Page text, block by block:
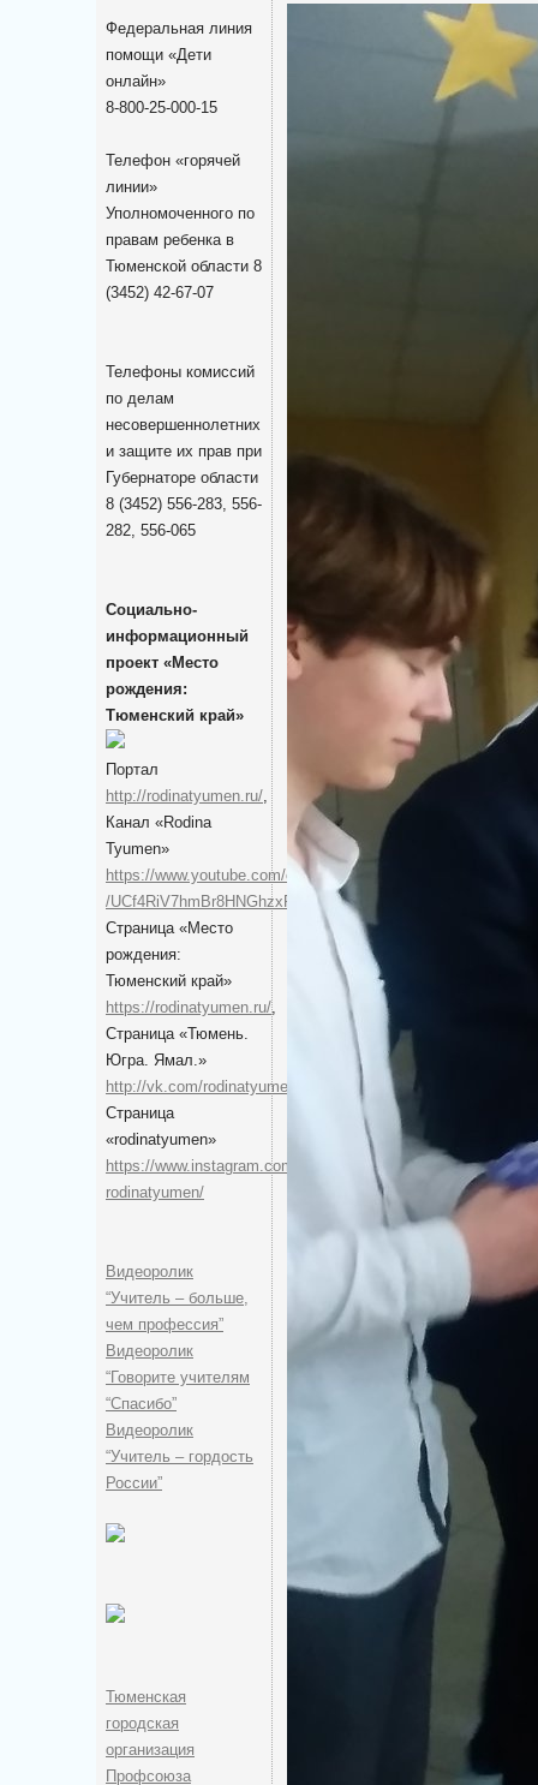
Федеральная линия
помощи «Дети
онлайн»
8-800-25-000-15
Телефон «горячей
линии»
Уполномоченного по
правам ребенка в
Тюменской области 8
(3452) 42-67-07
Телефоны комиссий
по делам
несовершеннолетних
и защите их прав при
Губернаторе области
8 (3452) 556-283, 556-
282, 556-065
Социально-
информационный
проект «Место
рождения:
Тюменский край»
Портал
http://rodinatyumen.ru/,
Канал «Rodina
Tyumen»
https://www.youtube.com/channel
/UCf4RiV7hmBr8HNGhzxRH9g
Cтраница «Место
рождения:
Тюменский край»
https://rodinatyumen.ru/,
Cтраница «Тюмень.
Югра. Ямал.»
http://vk.com/rodinatyumen
Cтраница
«rodinatyumen»
https://www.instagram.com/
rodinatyumen/
Видеоролик
“Учитель – больше,
чем профессия”
Видеоролик
“Говорите учителям
“Спасибо”
Видеоролик
“Учитель – гордость
России”
Тюменская
городская
организация
Профсоюза